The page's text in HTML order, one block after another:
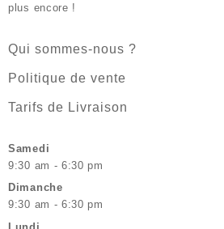
plus encore !
Qui sommes-nous ?
Politique de vente
Tarifs de Livraison
Samedi
9:30 am - 6:30 pm
Dimanche
9:30 am - 6:30 pm